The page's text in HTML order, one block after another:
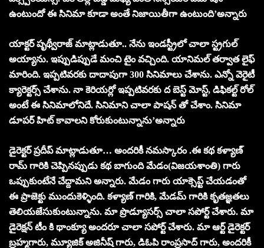
ఉంటుందో ఈ సినిమా కూడా అంతే నిజాయితీగా ఉంటుంది’అన్నారు
యాక్టర్ పృథ్వీరాజ్ మాట్లాడుతూ.. నేను ఇండస్ట్రీలో చాలా స్ట్రగుల్
అయ్యాను. ఇప్పుడిప్పుడే మంచి టైం వచ్చింది. యానిమల్ తర్వాత లైఫ్
మారింది. ఇప్పటివరకు దాదాపుగా 300 సినిమాలు చేశాను. ఎన్నో వెరైటీ
క్యారెక్టర్స్ చేశాను. నా కెరియర్లో ఇప్పటివరకు ద బెస్ట్ మోస్ట్, డిఫికల్ట్ రోల్
అంటే ఈ సినిమాలోనిదే. సినిమాని చాలా పాషన్ తో చేశాం. సినిమా
డూపర్ హిట్ కావాలని కోరుకుంటున్నాను’అన్నారు
డైరెక్టర్ ప్రదీప్ మాట్లాడుతూ… అందరికీ నమస్కారం .ఈ కథ కళ్యాణ్
రామ్ గారికి చెప్పినప్పుడు కథ బాగుంది మేడం(విజయశాంతి) గారు
ఒప్పుకుంటేనే చేద్దామని అన్నారు. మేడం గారు యాక్సెప్ట్ చేయడంతో
ఈ ప్రాజెక్టు ముందుకెళ్ళింది. కళ్యాణ్ గారికి, మేడమ్ గారికి కృతజ్ఞతలు
తెలియజేసుకుంటున్నాను. మా ప్రొడ్యూసర్స్ చాలా సపోర్ట్ చేశారు. మా
డైరెక్షన్ టీం కి థాంక్యూ అందరూ చాలా సపోర్ట్ చేశారు. మా ఆర్ట్ డైరెక్టర్
బ్రహ్మగారు, మ్యూజిక్ అజినీష్ గారు, డిఓపి రాంప్రసాద్ గారు, అందరికీ